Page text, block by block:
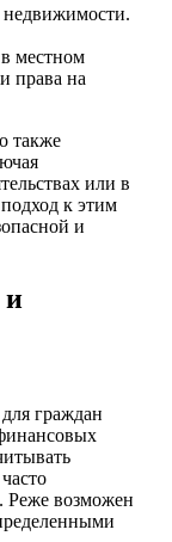
недвижимости.
в местном
права на
также
или в
к этим
и
и
граждан
Реже возможен